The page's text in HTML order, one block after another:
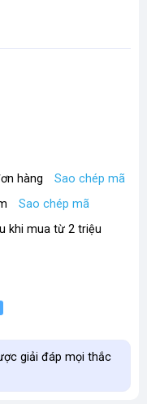
hàng
Sao chép mã
Sao chép mã
khi mua từ 2 triệu
giải đáp mọi thắc